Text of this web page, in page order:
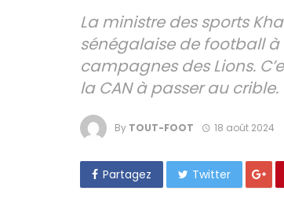
La ministre des sports
sénégalaise de football à
campagnes des Lions.
la CAN à passer au crible.
By TOUT-FOOT 18 août 2024
Partagez Twitter